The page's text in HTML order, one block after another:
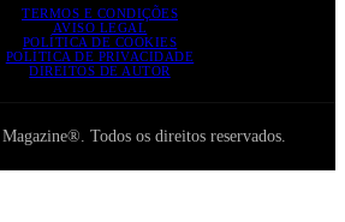
TERMOS E CONDIÇÕES
AVISO LEGAL
POLÍTICA DE COOKIES
POLÍTICA DE PRIVACIDADE
DIREITOS DE AUTOR
Todos os direitos reservados.